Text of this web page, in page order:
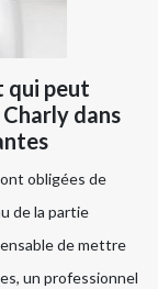
qui peut
dans
obligées de
de la partie
de mettre
un professionnel